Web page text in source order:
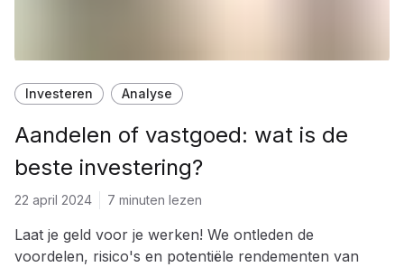
Investeren Analyse
Aandelen of vastgoed: wat is de
beste investering?
22 april 2024 7 minuten lezen
Laat je geld voor je werken! We ontleden de
voordelen, risico's en potentiële rendementen van